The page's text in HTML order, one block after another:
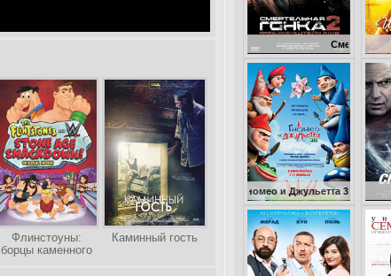
Флинстоуны:
борцы каменного
Каминный гость
Смертельная гонка 2:
Гномео и Джульетта 3D